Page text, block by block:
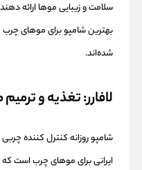
سلامت و زیبایی موها ارائه
بهترین شامپو برای موهای چرب
شده‌اند.
لافارر: تغذیه و
شامپو روزانه کنترل کننده
ایرانی برای موهای چرب است که